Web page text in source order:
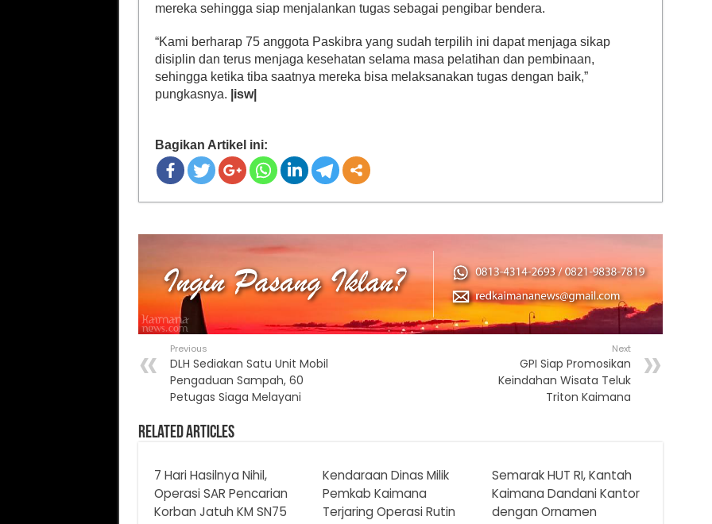
mereka sehingga siap menjalankan tugas sebagai pengibar bendera.
“Kami berharap 75 anggota Paskibra yang sudah terpilih ini dapat menjaga sikap
disiplin dan terus menjaga kesehatan selama masa pelatihan dan pembinaan,
sehingga ketika tiba saatnya mereka bisa melaksanakan tugas dengan baik,”
pungkasnya. |isw|
Bagikan Artikel ini:
Previous
DLH Sediakan Satu Unit Mobil
Pengaduan Sampah, 60
Petugas Siaga Melayani
Next
GPI Siap Promosikan
Keindahan Wisata Teluk
Triton Kaimana
Related Articles
7 Hari Hasilnya Nihil,
Operasi SAR Pencarian
Korban Jatuh KM SN75
Kendaraan Dinas Milik
Pemkab Kaimana
Terjaring Operasi Rutin
Semarak HUT RI, Kantah
Kaimana Dandani Kantor
dengan Ornamen